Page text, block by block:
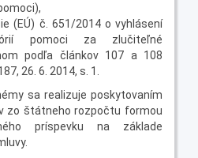
(EÚ) č. 651/2014 o vyhlásení
pomoci za zlučiteľné
podľa článkov 107 a 108
26. 6. 2014, s. 1.
sa realizuje poskytovaním
zo štátneho rozpočtu formou
príspevku na základe